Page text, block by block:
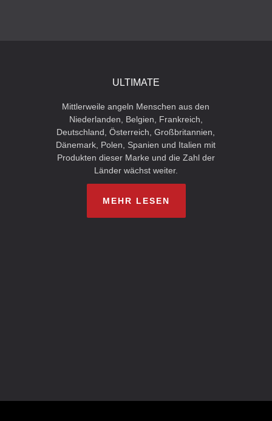
ULTIMATE
Mittlerweile angeln Menschen aus den
Niederlanden, Belgien, Frankreich,
Deutschland, Österreich, Großbritannien,
Dänemark, Polen, Spanien und Italien mit
Produkten dieser Marke und die Zahl der
Länder wächst weiter.
MEHR LESEN